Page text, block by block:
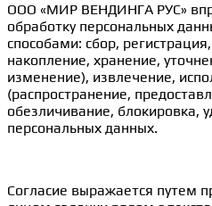
ООО «МИР ВЕНДИНГА РУС»
обработку персональных
способами: сбор,
накопление, хранение,
изменение), извлечение,
(распространение,
обезличивание, блокировка,
персональных данных.
Согласие выражается путем